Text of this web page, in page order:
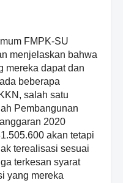
FMPK-SU
menjelaskan bahwa
mereka dapat dan
beberapa
salah satu
Pembangunan
2020
akan tetapi
terealisasi sesuai
terkesan syarat
yang mereka